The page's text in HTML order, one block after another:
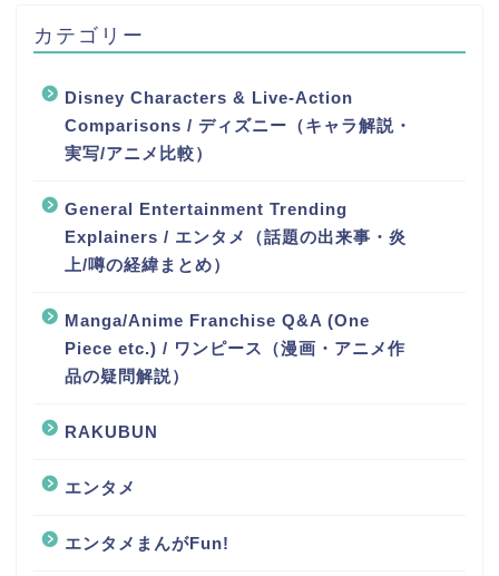
カテゴリー
Disney Characters & Live-Action
Comparisons / ディズニー（キャラ解説・
実写/アニメ比較）
General Entertainment Trending
Explainers / エンタメ（話題の出来事・炎
上/噂の経緯まとめ）
Manga/Anime Franchise Q&A (One
Piece etc.) / ワンピース（漫画・アニメ作
品の疑問解説）
RAKUBUN
エンタメ
エンタメまんがFun!